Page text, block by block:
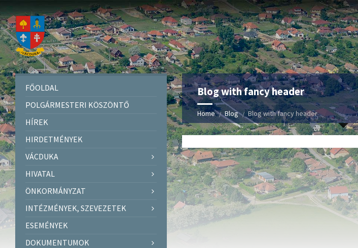
Blog with fancy header
Home Blog Blog with fancy header
FŐOLDAL
POLGÁRMESTERI KÖSZÖNTŐ
HÍREK
HIRDETMÉNYEK
VÁCDUKA
HIVATAL
ÖNKORMÁNYZAT
INTÉZMÉNYEK, SZEVEZETEK
ESEMÉNYEK
DOKUMENTUMOK